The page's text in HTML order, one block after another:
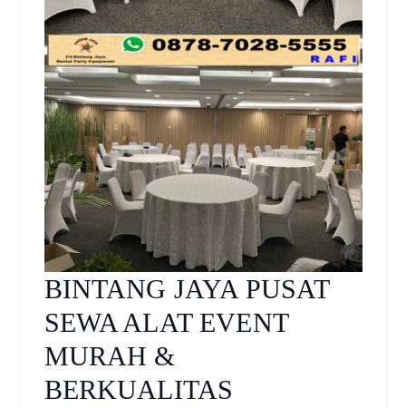
BINTANG JAYA PUSAT
SEWA ALAT EVENT
MURAH &
BERKUALITAS